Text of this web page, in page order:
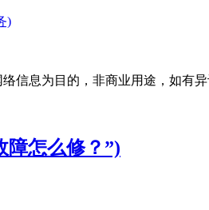
)
信息为目的，非商业用途，如有
障怎么修？”)